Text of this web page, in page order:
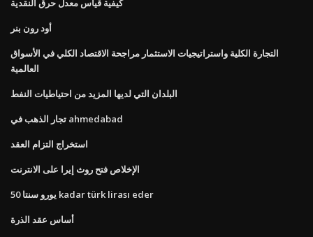
كيفية قياس معدل حرق النقدية
أود رون بنر
التجارة الكلية واستراتيجيات الاستثمار مراجحة الاقتصاد الكلي في الأسواق
العالمية
البلدان التي لديها المزيد من احتياطيات النفط
تجار الذهب في ahmedabad
استخراج التزام العقد
الإخلاص فتح روث إيرا على الانترنت
50 يورو سنتا kadar türk lirası eder
أساس عقد الذرة